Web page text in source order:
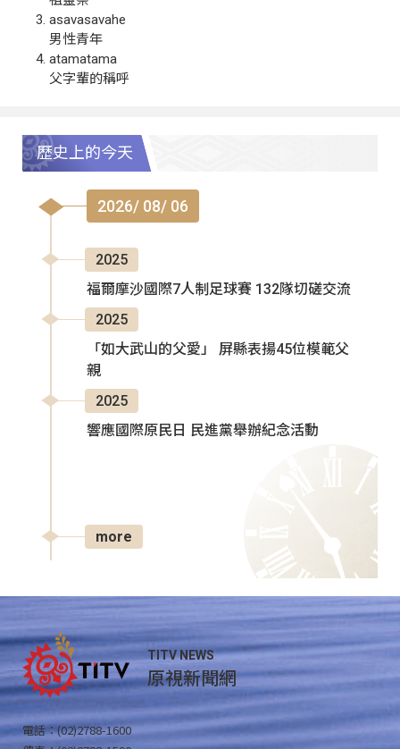
asavasavahe
男性青年
atamatama
父字輩的稱呼
歷史上的今天
2026/ 08/ 06
2025
福爾摩沙國際7人制足球賽 132隊切磋交流
2025
「如大武山的父愛」 屏縣表揚45位模範父
親
2025
響應國際原民日 民進黨舉辦紀念活動
more
TITV NEWS
原視新聞網
電話：(02)2788-1600